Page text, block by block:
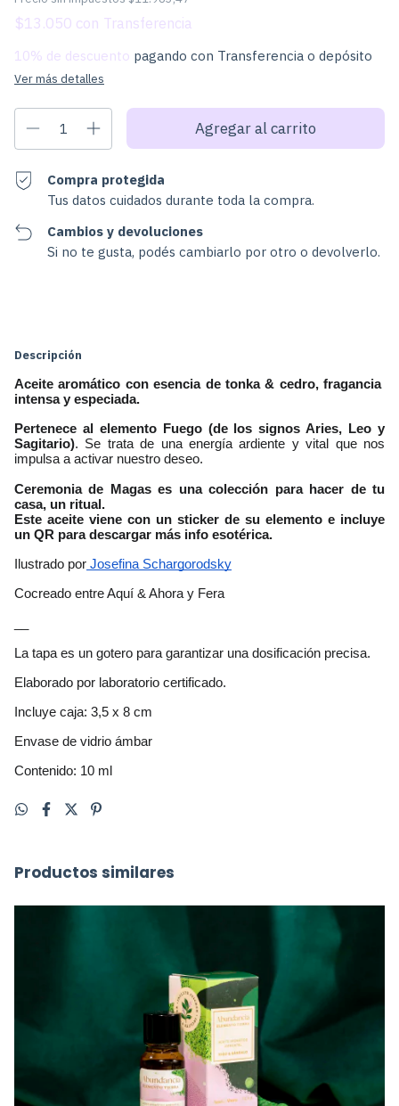
$13.050 con
10% de descuento pagando con Transferencia o depósito
Ver más detalles
Compra protegida
Tus datos cuidados durante toda la compra.
Cambios y devoluciones
Si no te gusta, podés cambiarlo por otro o devolverlo.
Descripción
Aceite aromático con esencia de tonka & cedro, fragancia
intensa y especiada.
Pertenece al elemento Fuego (de los signos Aries, Leo y
Sagitario). Se trata de una energía ardiente y vital que nos
impulsa a activar nuestro deseo.
Ceremonia de Magas es una colección para hacer de tu
casa, un ritual.
Este aceite viene con un sticker de su elemento e incluye
un QR para descargar más info esotérica.
Ilustrado por Josefina Schargorodsky
Cocreado entre Aquí & Ahora y Fera
La tapa es un gotero para garantizar una dosificación precisa.
Elaborado por laboratorio certificado.
Incluye caja: 3,5 x 8 cm
Envase de vidrio ámbar
Contenido: 10 ml
Productos similares